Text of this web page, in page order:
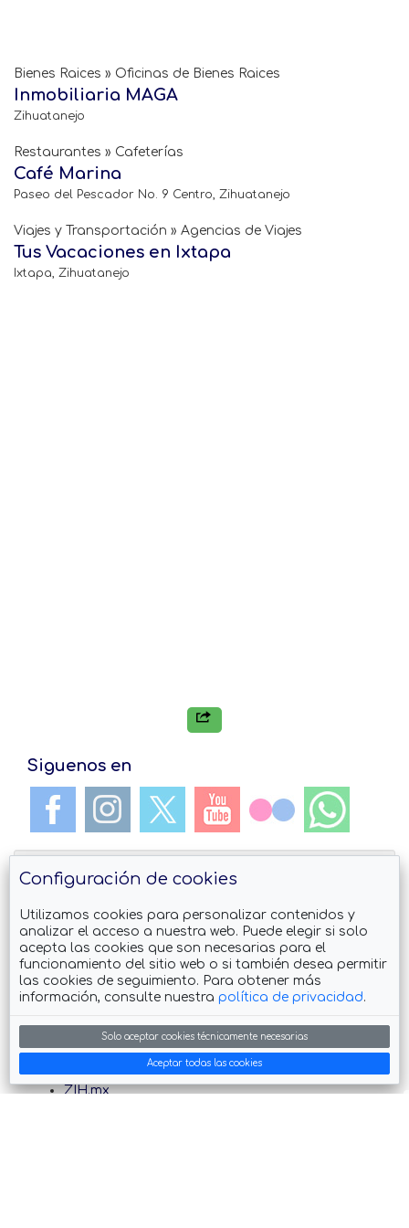
Bienes Raices » Oficinas de Bienes Raices
Inmobiliaria MAGA
Zihuatanejo
Restaurantes » Cafeterías
Café Marina
Paseo del Pescador No. 9 Centro, Zihuatanejo
Viajes y Transportación » Agencias de Viajes
Tus Vacaciones en Ixtapa
Ixtapa, Zihuatanejo
Siguenos en
Descarga el App Guia de #Zihuatanejo
También visita
ZIH.mx
Configuración de cookies
Utilizamos cookies para personalizar contenidos y
analizar el acceso a nuestra web. Puede elegir si solo
acepta las cookies que son necesarias para el
funcionamiento del sitio web o si también desea permitir
las cookies de seguimiento. Para obtener más
información, consulte nuestra política de privacidad.
Solo aceptar cookies técnicamente necesarias
Aceptar todas las cookies